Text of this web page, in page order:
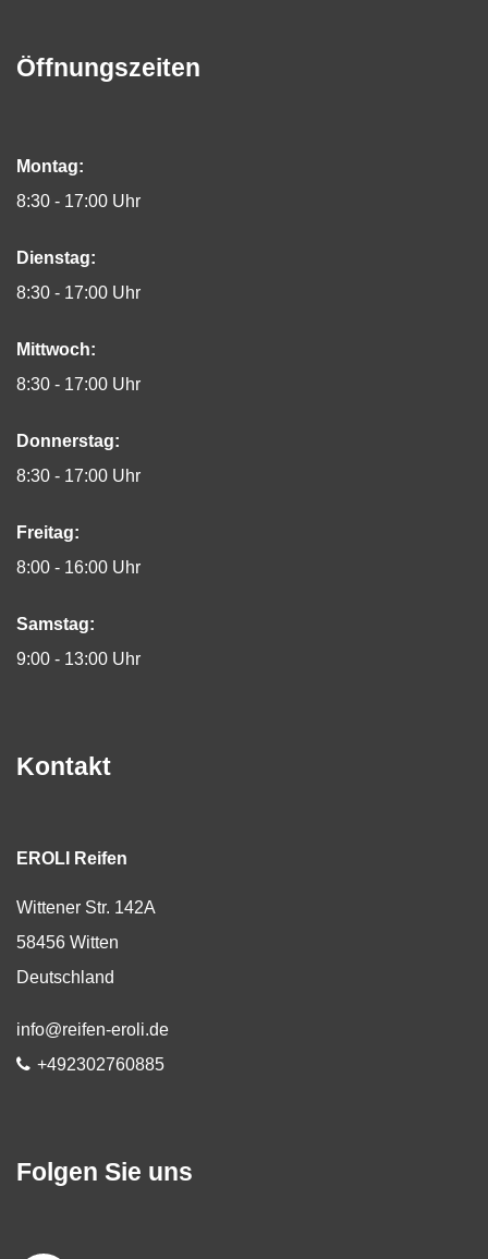
Öffnungszeiten
Montag:
8:30 - 17:00 Uhr
Dienstag:
8:30 - 17:00 Uhr
Mittwoch:
8:30 - 17:00 Uhr
Donnerstag:
8:30 - 17:00 Uhr
Freitag:
8:00 - 16:00 Uhr
Samstag:
9:00 - 13:00 Uhr
Kontakt
EROLI Reifen
Wittener Str. 142A
58456 Witten
Deutschland
E-Mail:
info@reifen-eroli.de
Telefon:
+492302760885
Folgen Sie uns